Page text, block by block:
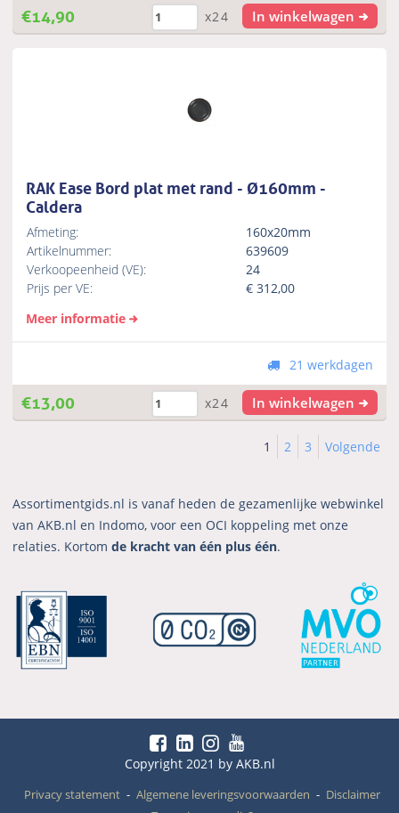
€14,90 x24 In winkelwagen
RAK Ease Bord plat met rand - Ø160mm -
Caldera
Afmeting:
160x20mm
Artikelnummer:
639609
Verkoopeenheid (VE):
24
Prijs per VE:
€312,00
Meer informatie
21 werkdagen
€13,00 x24 In winkelwagen
1 2 3 Volgende
Assortimentgids.nl is vanaf heden de gezamenlijke webwinkel
van AKB.nl en Indomo, voor een OCI koppeling met onze
relaties. Kortomde kracht van één plus één.
Copyright 2021 by AKB.nl
Privacy statement Algemene leveringsvoorwaarden
Disclaimer